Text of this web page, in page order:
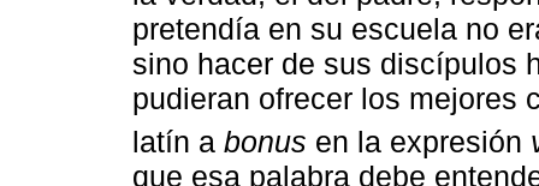
pretendía en su escuela no
sino hacer de sus discípulos
pudieran ofrecer los mejores
latín a bonus en la expresión
que esa palabra debe